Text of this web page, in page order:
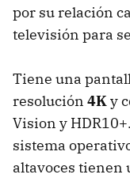
por su relación
televisión para
Tiene una
resolución 4Ky
Vision y
sistema
altavoces tienen